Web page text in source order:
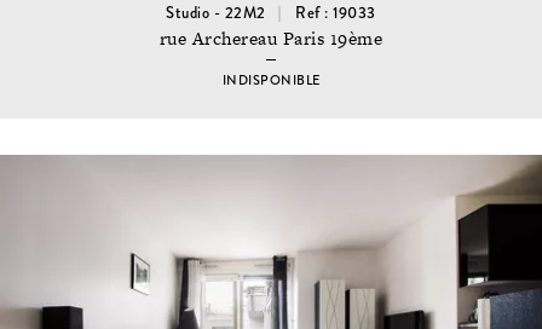
Studio - 22M2 Ref : 19033
rue Archereau Paris 19ème
INDISPONIBLE